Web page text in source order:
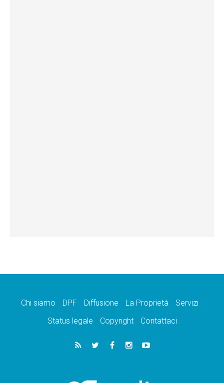
Chi siamo DPF Diffusione La Proprietà
Servizi
Status legale
Copyright Contattaci